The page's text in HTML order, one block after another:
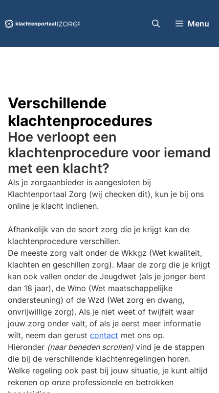
naar
de
Menu
Verschillende
klachtenprocedures
Hoe verloopt een
klachtenprocedure voor iemand
met een klacht?
Als je zorgaanbieder is aangesloten bij
Klachtenportaal Zorg (wij checken dit), kun je bij ons
online je klacht indienen.
Afhankelijk van de soort zorg die je krijgt kan de
klachtenprocedure verschillen.
De meeste zorg valt onder de Wkkgz (Wet kwaliteit,
klachten en geschillen zorg). Maar de zorg die je krijgt
kan ook vallen onder de Jeugdwet (als je jonger bent
dan 18 jaar), de Wmo (Wet maatschappelijke
ondersteuning) of de Wzd (Wet zorg en dwang,
onvrijwillige zorg). Als je niet weet of twijfelt waar
jouw zorg onder valt, of als je eerst meer informatie
wilt, neem dan gerust contact met ons op.
Hieronder (naar beneden scrollen) vind je de stappen
die bij de verschillende klachtenregelingen horen.
Welke regeling ook past bij jouw situatie, je kunt altijd
rekenen op onze professionele en betrokken